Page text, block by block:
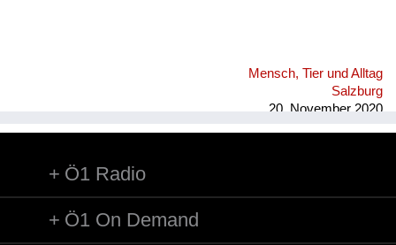
Mensch, Tier und Alltag
Salzburg
20. November 2020
Ö1 Radio
Ö1 On Demand